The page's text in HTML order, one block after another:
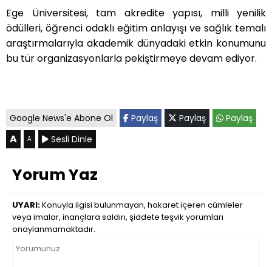
Ege Üniversitesi, tam akredite yapısı, milli yenilik
ödülleri, öğrenci odaklı eğitim anlayışı ve sağlık temalı
araştırmalarıyla akademik dünyadaki etkin konumunu
bu tür organizasyonlarla pekiştirmeye devam ediyor.
Google News'e Abone Ol Paylaş Paylaş Paylaş
A A Sesli Dinle
Yorum Yaz
UYARI:Konuyla ilgisi bulunmayan, hakaret içeren cümleler
veya imalar, inançlara saldırı, şiddete teşvik yorumları
onaylanmamaktadır.